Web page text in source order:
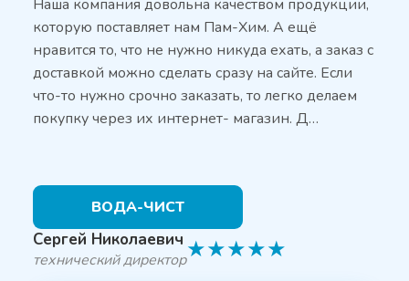
Наша компания довольна качеством продукции,
которую поставляет нам Пам-Хим. А ещё
нравится то, что не нужно никуда ехать, а заказ с
доставкой можно сделать сразу на сайте. Если
что-то нужно срочно заказать, то легко делаем
покупку через их интернет- магазин. Д…
ВОДА-ЧИСТ
Сергей Николаевич
технический директор★★★★★